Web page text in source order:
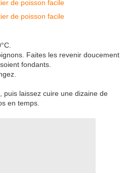
Faites les revenir doucement
fondants.
puis laissez cuire une dizaine de
en temps.